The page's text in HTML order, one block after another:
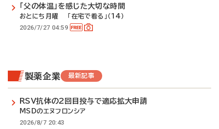
「父の体温」を感じた大切な時間
おとにち月曜 「在宅で看る」（14）
2026/7/27 04:59
製薬企業 最新記事
RSV抗体の2回目投与で適応拡大申請
MSDのエヌフロンシア
2026/8/7 20:43